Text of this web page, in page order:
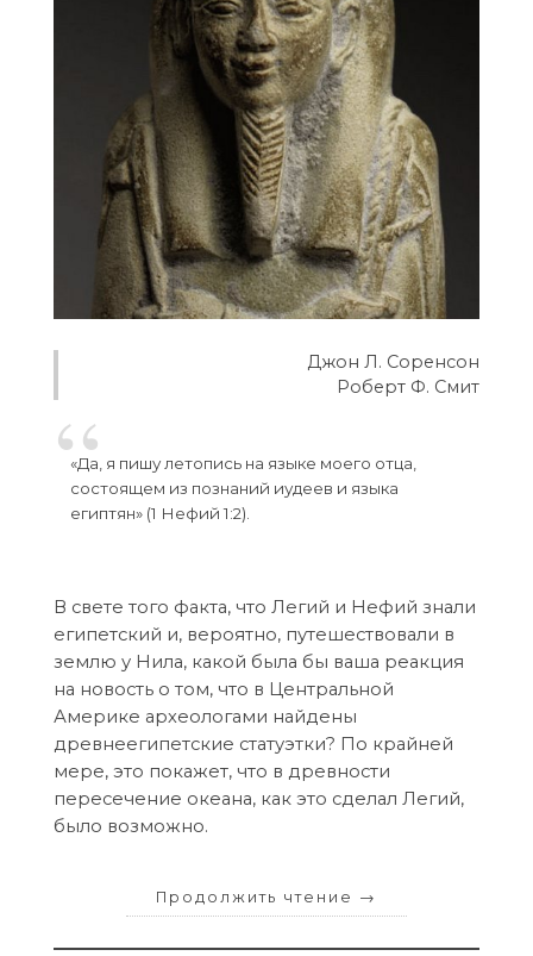
Джон Л. Соренсон
Роберт Ф. Смит
«Да, я пишу летопись на языке моего отца,
состоящем из познаний иудеев и языка
египтян» (1 Нефий 1:2).
В свете того факта, что Легий и Нефий знали
египетский и, вероятно, путешествовали в
землю у Нила, какой была бы ваша реакция
на новость о том, что в Центральной
Америке археологами найдены
древнеегипетские статуэтки? По крайней
мере, это покажет, что в древности
пересечение океана, как это сделал Легий,
было возможно.
Продолжить чтение →